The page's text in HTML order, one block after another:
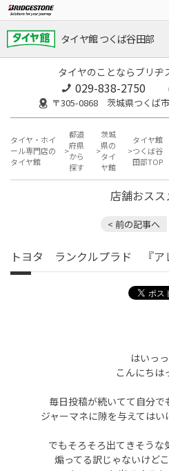
タイヤ館 つくば谷田部
タイヤのことならブリヂ
029-838-2750
〒305-0868 茨城県つくば
タイヤ・ホイ
ール専門店の
タイヤ館
都道
府県
から
探す
茨城
県の
タイ
ヤ館
タイヤ館
つくば谷
田部TOP
店舗おスス
< 前の記事へ
トヨタ ランクルプラド 『ア
はいっっ
こんにちは
毎日投稿が続いてて自分で
ジャーマネに隙を与えては
でもそろそろ出てきそうな
煽ってる訳じゃないけど